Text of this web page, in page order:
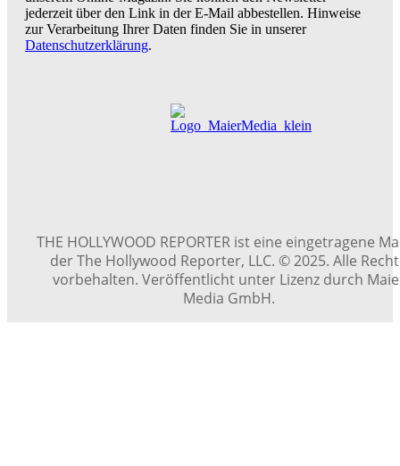
jederzeit über den Link in der E-Mail abbestellen. Hinweise
zur Verarbeitung Ihrer Daten finden Sie in unserer
Datenschutzerklärung.
THE HOLLYWOOD REPORTER ist eine eingetragene
der The Hollywood Reporter, LLC. © 2025. Alle
vorbehalten. Veröffentlicht unter Lizenz durch
Media GmbH.